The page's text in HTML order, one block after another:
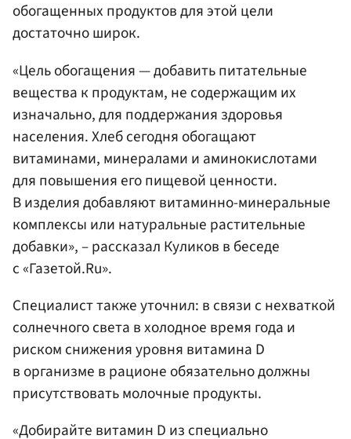
обогащенных продуктов для этой цели
достаточно широк.
«Цель обогащения — добавить питательные
вещества к продуктам, не содержащим их
изначально, для поддержания здоровья
населения. Хлеб сегодня обогащают
витаминами, минералами и аминокислотами
для повышения его пищевой ценности.
В изделия добавляют витаминно-минеральные
комплексы или натуральные растительные
добавки», – рассказал Куликов в беседе
с «Газетой.Ru».
Специалист также уточнил: в связи с нехваткой
солнечного света в холодное время года и
риском снижения уровня витамина D
в организме в рационе обязательно должны
присутствовать молочные продукты.
«Добирайте витамин D из специально